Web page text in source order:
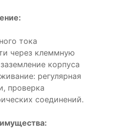
тока
через клеммную
корпуса
регулярная
проверка
соединений.